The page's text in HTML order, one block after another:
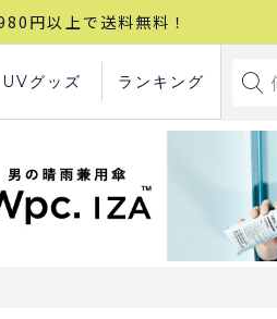
円以上で送料無料！
UVグッズ ランキング